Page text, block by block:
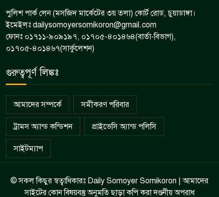
পুলিশ পার্ক লেন (মসজিদ মার্কেটের ৩য় তলা) কোর্ট রোড, চুয়াডাঙ্গা।
ইমেইলঃ dailysomoyersomikoron@gmail.com
ফোনঃ ০১৭১১-৯০৯১৯৭, ০১৭০৫-৪০১৪৬৪(বার্তা-বিভাগ),
০১৭০৫-৪০১৪৬৭(সার্কুলেশন)
গুরুত্বপূর্ণ লিঙ্কঃ
আমাদের সম্পর্কে সমীকরণ পরিবার
ট্রামস অ্যান্ড কন্ডিশন প্রাইভেসি অ্যান্ড পলিসি
সাইটম্যাপ
© সকল কিছুর স্বত্বাধিকারঃ Daily Somoyer Somikoron | আমাদের
সাইটের কোন বিষয়বস্তু অনুমতি ছাড়া কপি করা দণ্ডনীয় অপরাধ